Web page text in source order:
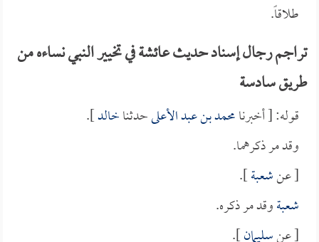
طلاقاً.
تراجم رجال إسناد حديث عائشة في تخيير النبي نساءه من
طريق سادسة
قوله: [ أخبرنامحمد بن عبد الأعلىحدثناخالد].
وقد مر ذكرهما.
[ عنشعبة].
شعبةوقد مر ذكره.